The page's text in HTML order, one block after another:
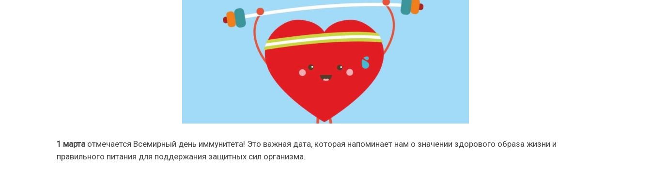
1 марта отмечается Всемирный день иммунитета! Это важная дата, которая напоминает нам о значении здорового образа жизни и
правильного питания для поддержания защитных сил организма.